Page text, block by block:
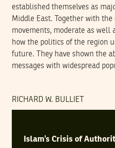
established themselves as
Middle East. Together with
movements, moderate as well
how the politics of the region
future. They have shown the
messages with widespread
RICHARD W. BULLIET
Islam’s Crisis of